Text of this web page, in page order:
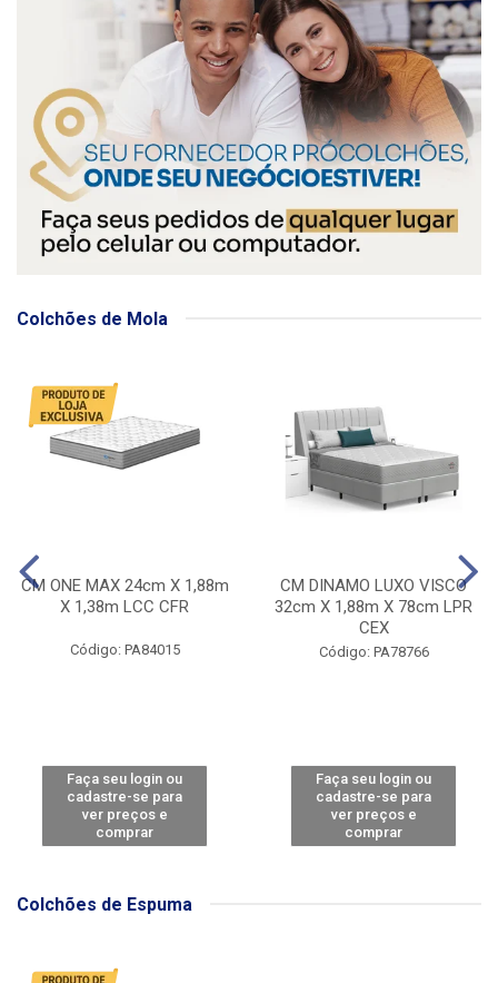
Colchões de Mola
CM ONE MAX 24cm X 1,88m
X 1,38m LCC CFR
Código: PA84015
Faça seu login ou
cadastre-se para
ver preços e
comprar
CM DINAMO LUXO VISCO
32cm X 1,88m X 78cm LPR
CEX
Código: PA78766
Faça seu login ou
cadastre-se para
ver preços e
comprar
Colchões de Espuma